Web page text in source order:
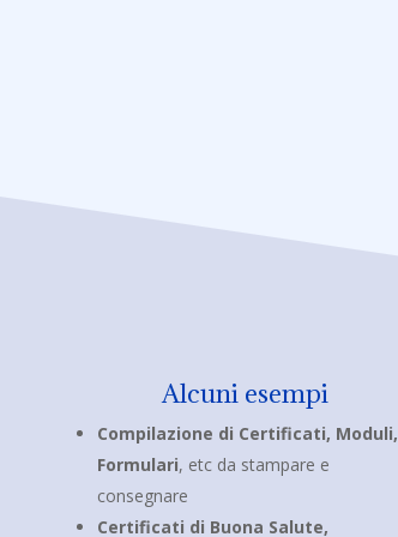
Alcuni esempi
Compilazione di Certificati, Moduli,
Formulari, etc da stampare e
consegnare
Certificati di Buona Salute,